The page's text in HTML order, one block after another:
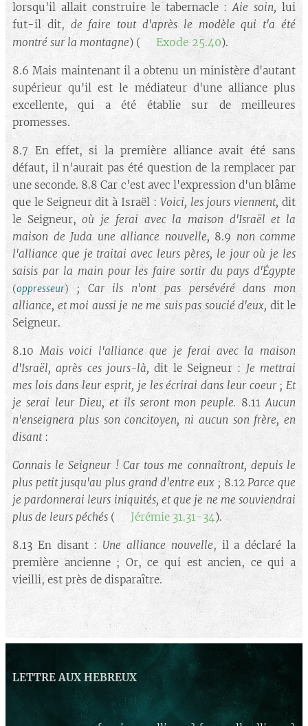
lorsqu'il allait construire le tabernacle : Aie soin, lui
fut-il dit, de faire tout d'après le modèle qui t'a été
montré sur la montagne) (➡️ Exode 25.40).
8.6 Mais maintenant il a obtenu un ministère d'autant
supérieur qu'il est le médiateur d'une alliance plus
excellente, qui a été établie sur de meilleures
promesses.
8.7 En effet, si la première alliance avait été sans
défaut, il n'aurait pas été question de la remplacer par
une seconde. 8.8 Car c'est avec l'expression d'un blâme
que le Seigneur dit à Israël : Voici, les jours viennent, dit
le Seigneur,où je ferai avec la maison d'Israël et la
maison de Juda une alliance nouvelle, 8.9 non comme
l'alliance que je traitai avec leurs pères, le jour où je les
saisis par la main pour les faire sortir du pays d'Égypte
(oppresseur) ; Car ils n'ont pas persévéré dans mon
alliance, et moi aussi je ne me suis pas soucié d'eux, dit le
Seigneur.
8.10Mais voici l'alliance que je ferai avec la maison
d'Israël, après ces jours-là,dit le Seigneur : Je mettrai
mes lois dans leur esprit, je les écrirai dans leur coeur ; Et
je serai leur Dieu, et ils seront mon peuple. 8.11Aucun
n'enseignera plus son concitoyen, ni aucun son frère, en
disant :
Connais le Seigneur ! Car tous me connaîtront, depuis le
plus petit jusqu'au plus grand d'entre eux ; 8.12Parce que
je pardonnerai leurs iniquités, et que je ne me souviendrai
plus de leurs péchés (➡️ Jérémie 31.31-34).
8.13 En disant : Une alliance nouvelle, il a déclaré la
première ancienne ; Or, ce qui est ancien, ce qui a
vieilli, est près de disparaître.
LETTRE AUX HEBREUX